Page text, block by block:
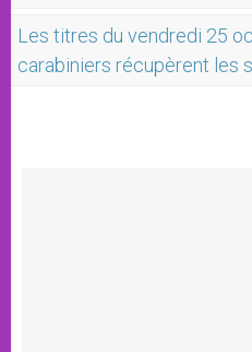
Les titres du vendredi 25
carabiniers récupèrent les